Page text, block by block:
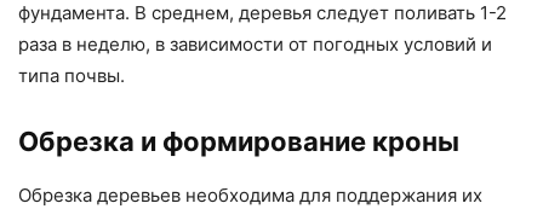
фундамента. В среднем, деревья следует поливать 1-2
раза в неделю, в зависимости от погодных условий и
типа почвы.
Обрезка и формирование кроны
Обрезка деревьев необходима для поддержания их